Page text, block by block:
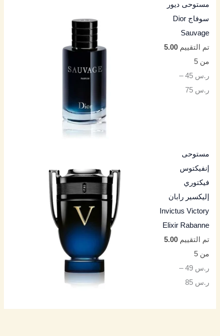
مستوحى ديور
سوفاج Dior
Sauvage
تم التقييم5.00
من 5
ر.س 45
–
ر.س 75
مستوحى
إنفيكتوس
فيكتوري
إليكسير رابان
Invictus Victory
Elixir Rabanne
تم التقييم5.00
من 5
ر.س 49
–
ر.س 85